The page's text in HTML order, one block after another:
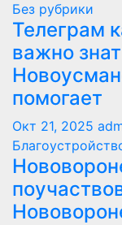
Без рубрики
Телеграм
важно
помогает
Окт 21, 2025